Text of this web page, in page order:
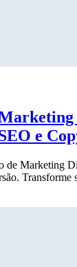
e
de Marketing
Transforme